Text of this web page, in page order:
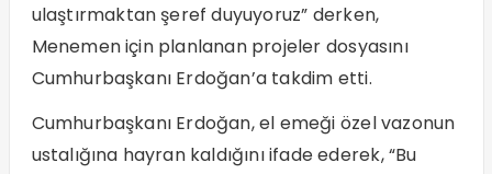
ulaştırmaktan şeref duyuyoruz” derken,
Menemen için planlanan projeler dosyasını
Cumhurbaşkanı Erdoğan’a takdim etti.
Cumhurbaşkanı Erdoğan, el emeği özel vazonun
ustalığına hayran kaldığını ifade ederek, “Bu